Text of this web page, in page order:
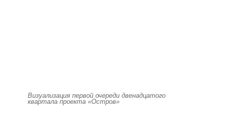
Визуализация первой очереди двенадцатого
квартала проекта «Остров»